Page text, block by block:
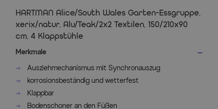
HARTMAN Alice/South Wales Garten-Essgruppe,
xerix/natur, Alu/Teak/2x2 Textilen, 150/210x90
cm, 4 Klappstühle
Merkmale
Ausziehmechanismus mit Synchronauszug
korrosionsbeständig und wetterfest
Klappbar
Bodenschoner an den Füßen